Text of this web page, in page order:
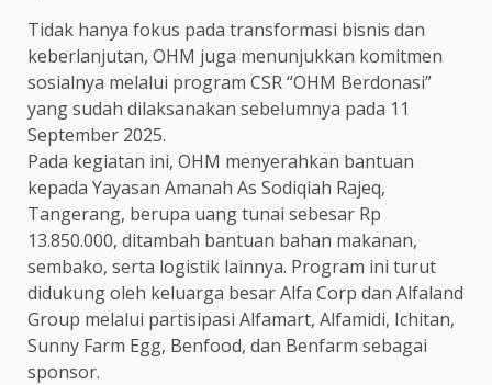
Tidak hanya fokus pada transformasi bisnis dan
keberlanjutan, OHM juga menunjukkan komitmen
sosialnya melalui program CSR “OHM Berdonasi”
yang sudah dilaksanakan sebelumnya pada 11
September 2025.
Pada kegiatan ini, OHM menyerahkan bantuan
kepada Yayasan Amanah As Sodiqiah Rajeq,
Tangerang, berupa uang tunai sebesar Rp
13.850.000, ditambah bantuan bahan makanan,
sembako, serta logistik lainnya. Program ini turut
didukung oleh keluarga besar Alfa Corp dan Alfaland
Group melalui partisipasi Alfamart, Alfamidi, Ichitan,
Sunny Farm Egg, Benfood, dan Benfarm sebagai
sponsor.